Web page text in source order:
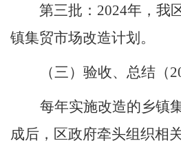
第三批： 2024年， 我
镇集贸市场改造计划。
（三）验收、总结（
每年实施改造的乡镇
成后， 区政府牵头组织相